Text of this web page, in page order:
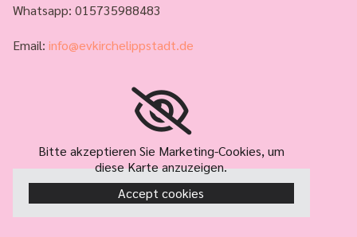
Whatsapp: 015735988483
Email: info@evkirchelippstadt.de
Bitte akzeptieren Sie Marketing-Cookies, um
diese Karte anzuzeigen.
Accept cookies